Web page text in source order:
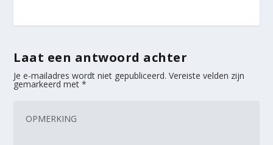
Laat een antwoord achter
Je e-mailadres wordt niet gepubliceerd. Vereiste velden zijn
gemarkeerd met*